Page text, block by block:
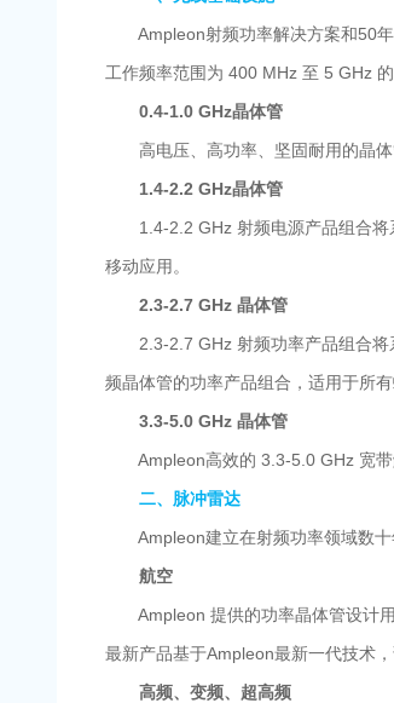
Ampleon射频功率解决方案和50年
工作频率范围为 400 MHz 至 5 GHz
0.4-1.0 GHz晶体管
高电压、高功率、坚固耐用的晶体
1.4-2.2 GHz晶体管
1.4-2.2 GHz 射频电源产品组合将
移动应用。
2.3-2.7 GHz 晶体管
2.3-2.7 GHz 射频功率产品组合将
频晶体管的功率产品组合，适用于所有
3.3-5.0 GHz 晶体管
Ampleon高效的 3.3-5.0 GHz 宽带
二、脉冲雷达
Ampleon建立在射频功率领域数十
航空
Ampleon 提供的功率晶体管设计用
最新产品基于Ampleon最新一代技术
高频、变频、超高频